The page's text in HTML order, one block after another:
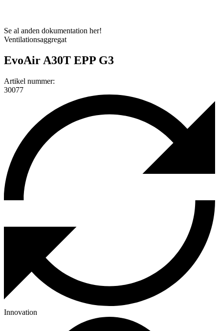
Se al anden dokumentation her!
Ventilationsaggregat
EvoAir A30T EPP G3
Artikel nummer:
30077
Innovation